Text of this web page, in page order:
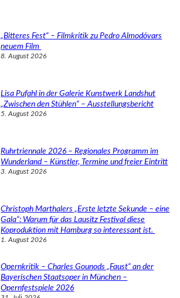
„Bitteres Fest“ – Filmkritik zu Pedro Almodóvars
neuem Film
8. August 2026
Lisa Pufahl in der Galerie Kunstwerk Landshut
„Zwischen den Stühlen“ – Ausstellungsbericht
5. August 2026
Ruhrtriennale 2026 – Regionales Programm im
Wunderland – Künstler, Termine und freier Eintritt
3. August 2026
Christoph Marthalers „Erste letzte Sekunde – eine
Gala“: Warum für das Lausitz Festival diese
Koproduktion mit Hamburg so interessant ist.
1. August 2026
Opernkritik – Charles Gounods „Faust“ an der
Bayerischen Staatsoper in München –
Opernfestspiele 2026